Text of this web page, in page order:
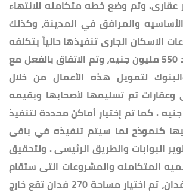
وتم وضع خطه متكامله للانتهاء
والمرافق في المدينة، وكذلك
الاسكان الجارى تنفيذها حالياً بتكلفه
متوقعه في حدود 550 مليون جنيه، وتم الاتفاق بالفعل مع
لتمويل هذه الأعمال من خلال
وعقارات تم تسليمها لأصحابها وبقيمه
مليون جنيه . كما تم إختيار أماكن محددة لتنفيذ
كنموذج لما سيتم تنفيذه في باقى
البوابات والطريق الرئيسى . ولتحقيق
المتكامله والمشروعات التى ستقام
على مساحة 400 فدان، تم اختيار مساحة 270 فدان تقع خارج